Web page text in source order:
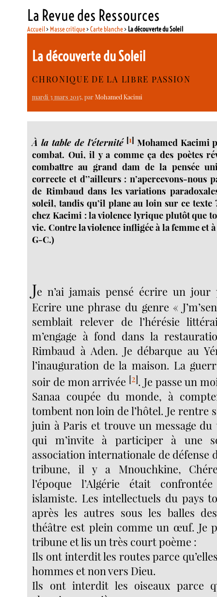
La Revue des Ressources
Accueil> Masse critique>Carte blanche> La découverte du Soleil
La découverte du Soleil
CHRONIQUE DE LA LIBRE PASSION
mardi 3 mars 2015, parMohamed Kacimi
À la table de l’éternité[1] Mohamed Kacimi
combat. Oui, il y a comme ça des poètes
combattre au grand dam de la pensée
correcte et d’’ailleurs : n’apercevons-nous
de Rimbaud dans les variations
soleil, tandis qu’il plane au loin sur ce texte
chez Kacimi : la violence lyrique plutôt que
vie. Contre la violence infligée à la femme et
G-C.)
Je n’ai jamais pensé écrire un
Ecrire une phrase du genre «
semblait relever de l’hérésie
m’engage à fond dans la
Rimbaud à Aden. Je débarque au
l’inauguration de la maison. La
soir de mon arrivée [2]. Je passe un
Sanaa coupée du monde, à
tombent non loin de l’hôtel. Je rentre
juin à Paris et trouve un message
qui m’invite à participer à une
association internationale de défense
tribune, il y a Mnouchkine,
l’époque l’Algérie était
islamiste. Les intellectuels du pays
après les autres sous les balles
théâtre est plein comme un œuf. Je
tribune et lis un très court poème :
Ils ont interdit les routes parce
hommes et non vers Dieu.
Ils ont interdit les oiseaux parce